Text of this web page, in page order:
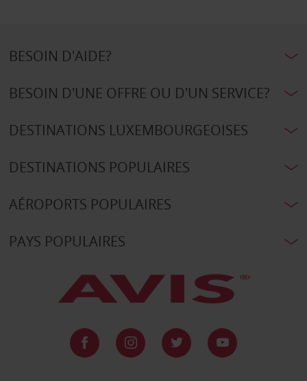
BESOIN D'AIDE?
BESOIN D'UNE OFFRE OU D'UN SERVICE?
DESTINATIONS LUXEMBOURGEOISES
DESTINATIONS POPULAIRES
AÉROPORTS POPULAIRES
PAYS POPULAIRES